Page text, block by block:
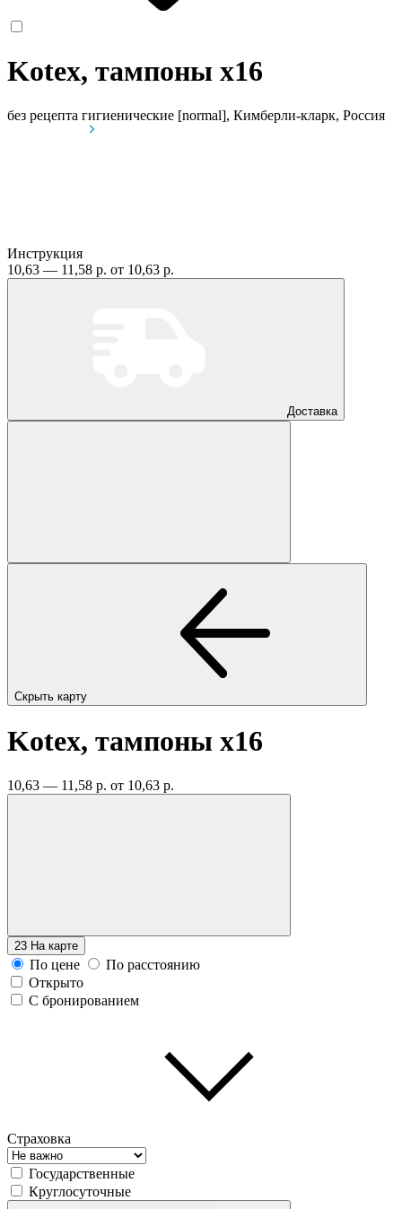
Kotex, тампоны x16
без рецепта гигиенические [normal], Кимберли-кларк, Россия
Инструкция
10,63 — 11,58 р. от 10,63 р.
Доставка
Скрыть карту
Kotex, тампоны x16
10,63 — 11,58 р. от 10,63 р.
23 На карте
По цене
По расстоянию
Открыто
С бронированием
Страховка
Государственные
Круглосуточные